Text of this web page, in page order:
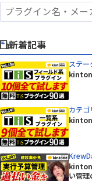
新着記事
ステ
カテゴ
い管理